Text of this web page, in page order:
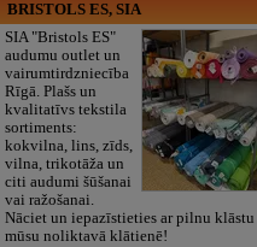
BRISTOLS ES, SIA
SIA "Bristols ES"
audumu outlet un
vairumtirdzniecība
Rīgā. Plašs un
kvalitatīvs tekstila
sortiments:
kokvilna, lins, zīds,
vilna, trikotāža un
citi audumi šūšanai
vai ražošanai.
Nāciet un iepazīstieties ar pilnu klāstu
mūsu noliktavā klātienē!